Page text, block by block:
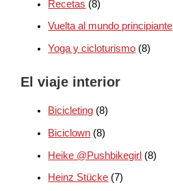
Recetas (8)
Vuelta al mundo principiante
Yoga y cicloturismo (8)
El viaje interior
Bicicleting (8)
Biciclown (8)
Heike @Pushbikegirl (8)
Heinz Stücke (7)